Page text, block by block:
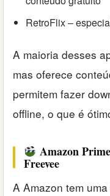
RetroFlix –
A maioria desses
mas oferece
permitem fazer
offline, o que é
Amazon
Freevee
A Amazon tem